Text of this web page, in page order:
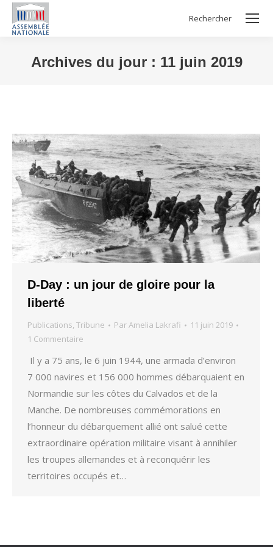
Search:
Rechercher
Archives du jour : 11 juin 2019
D-Day : un jour de gloire pour la
liberté
Publications, Tribune ParAmelia Lakrafi
11 juin 2019
1 Commentaire
Il y a 75 ans, le 6 juin 1944, une armada d’environ
7 000 navires et 156 000 hommes débarquaient en
Normandie sur les côtes du Calvados et de la
Manche. De nombreuses commémorations en
l’honneur du débarquement allié ont salué cette
extraordinaire opération militaire visant à annihiler
les troupes allemandes et à reconquérir les
territoires occupés et…